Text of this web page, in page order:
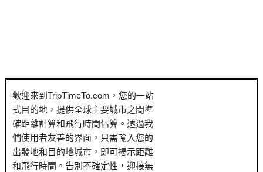
歡迎來到TripTimeTo.com，您的一站
式目的地，提供全球主要城市之間準
確距離計算和飛行時間估算。透過我
們使用者友善的界面，只需輸入您的
出發地和目的地城市，即可揭示距離
和飛行時間。告別不確定性，迎接無